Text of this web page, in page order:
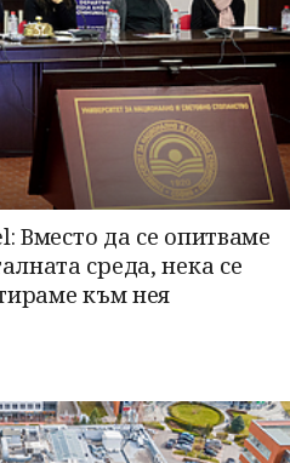
Вместо да се опитваме
среда, нека се
към нея